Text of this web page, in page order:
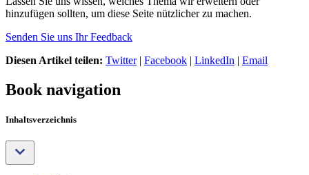
hinzufügen sollten, um diese Seite nützlicher zu machen.
Senden Sie uns Ihr Feedback
Diesen Artikel teilen: Twitter| Facebook | LinkedIn | Email
Book navigation
Inhaltsverzeichnis